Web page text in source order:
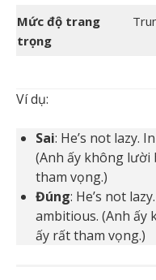
Mức độ trang
trọng
Ví dụ:
Sai: He’s not lazy.
(Anh ấy không lười
tham vọng.)
Đúng: He’s not
ambitious. (Anh ấy
ấy rất tham vọng.)